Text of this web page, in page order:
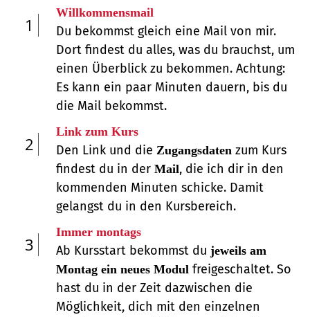
1
Willkommensmail
Du bekommst gleich eine Mail von mir.
Dort findest du alles, was du brauchst, um
einen Überblick zu bekommen. Achtung:
Es kann ein paar Minuten dauern, bis du
die Mail bekommst.
2
Link zum Kurs
Den Link und die Zugangsdaten zum Kurs
findest du in der Mail, die ich dir in den
kommenden Minuten schicke. Damit
gelangst du in den Kursbereich.
3
Immer montags
Ab Kursstart bekommst du jeweils am
Montag ein neues Modul freigeschaltet. So
hast du in der Zeit dazwischen die
Möglichkeit, dich mit den einzelnen